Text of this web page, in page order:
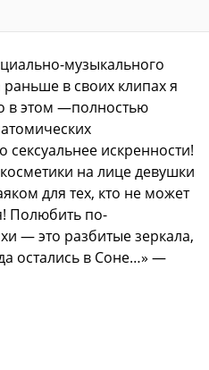
музыкального
в своих клипах я
в этом —полностью
сексуальнее искренности!
на лице девушки
для тех, кто не может
Полюбить по-
— это разбитые зеркала,
остались в Соне…» —